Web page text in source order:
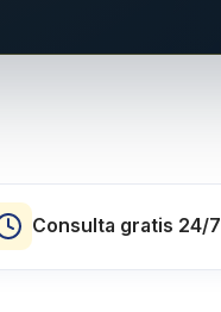
Consulta gratis 24/7